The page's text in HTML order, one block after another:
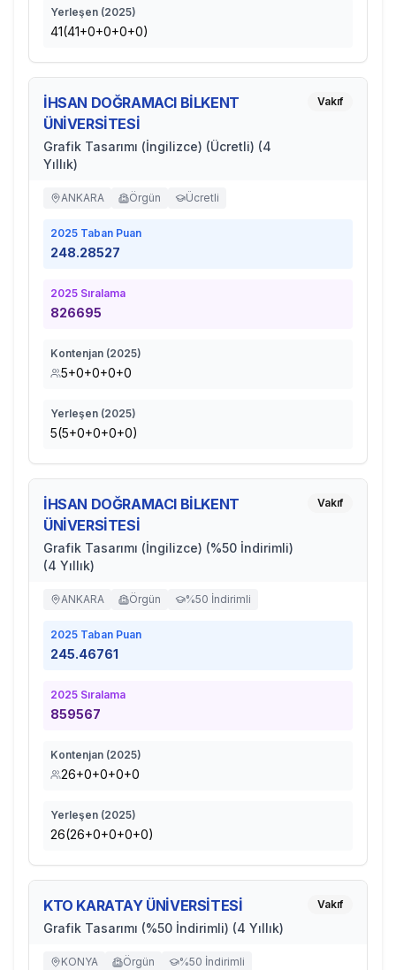
Yerleşen (2025)
41(41+0+0+0+0)
İHSAN DOĞRAMACI BİLKENT
ÜNİVERSİTESİ
Grafik Tasarımı (İngilizce) (Ücretli) (4
Yıllık)
Vakıf
ANKARA Örgün Ücretli
2025 Taban Puan
248.28527
2025 Sıralama
826695
Kontenjan (2025)
5+0+0+0+0
Yerleşen (2025)
5(5+0+0+0+0)
İHSAN DOĞRAMACI BİLKENT
ÜNİVERSİTESİ
Grafik Tasarımı (İngilizce) (%50 İndirimli)
(4 Yıllık)
Vakıf
ANKARA Örgün %50 İndirimli
2025 Taban Puan
245.46761
2025 Sıralama
859567
Kontenjan (2025)
26+0+0+0+0
Yerleşen (2025)
26(26+0+0+0+0)
KTO KARATAY ÜNİVERSİTESİ
Grafik Tasarımı (%50 İndirimli) (4 Yıllık)
Vakıf
KONYA Örgün %50 İndirimli